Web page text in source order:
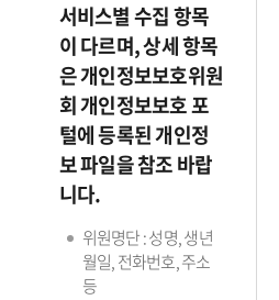
서비스별 수집 항목
이 다르며, 상세 항목
은 개인정보보호위원
회 개인정보보호 포
털에 등록된 개인정
보 파일을 참조 바랍
니다.
위원명단 : 성명, 생년
월일, 전화번호, 주소
등